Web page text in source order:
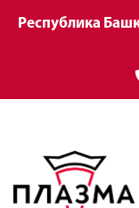
Республика